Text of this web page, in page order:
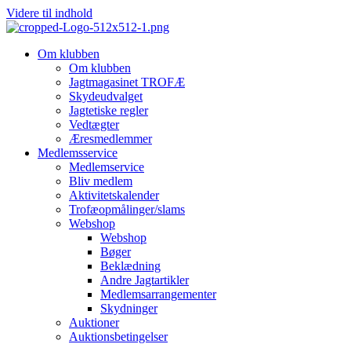
Videre til indhold
Om klubben
Om klubben
Jagtmagasinet TROFÆ
Skydeudvalget
Jagtetiske regler
Vedtægter
Æresmedlemmer
Medlemsservice
Medlemservice
Bliv medlem
Aktivitetskalender
Trofæopmålinger/slams
Webshop
Webshop
Bøger
Beklædning
Andre Jagtartikler
Medlemsarrangementer
Skydninger
Auktioner
Auktionsbetingelser